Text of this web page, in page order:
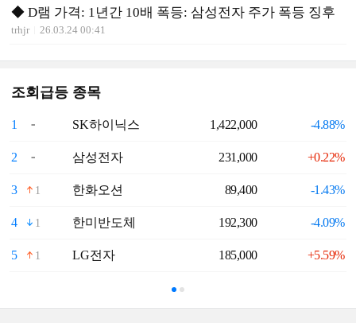
◆ D램 가격: 1년간 10배 폭등: 삼성전자 주가 폭등 징후
trhjr 26.03.24 00:41
조회급등 종목
1 SK하이닉스 1,422,000 -4.88%
2 삼성전자 231,000 +0.22%
3 1 한화오션 89,400 -1.43%
4 1 한미반도체 192,300 -4.09%
5 1 LG전자 185,000 +5.59%